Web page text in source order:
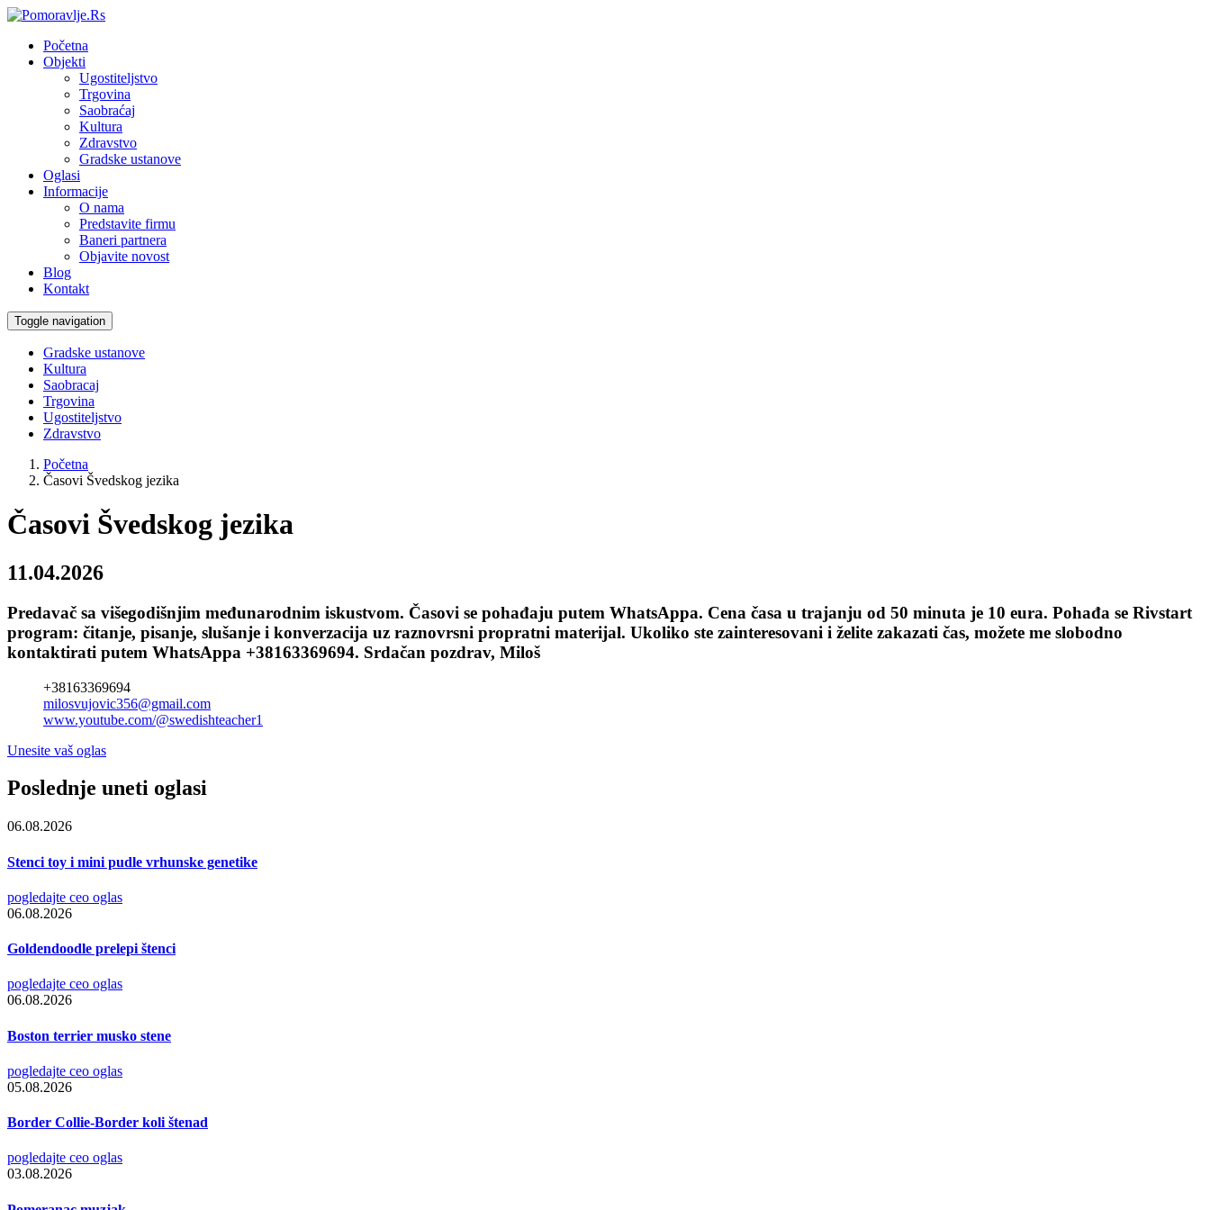
Početna
Objekti
Ugostiteljstvo
Trgovina
Saobraćaj
Kultura
Zdravstvo
Gradske ustanove
Oglasi
Informacije
O nama
Predstavite firmu
Baneri partnera
Objavite novost
Blog
Kontakt
Toggle navigation
Gradske ustanove
Kultura
Saobracaj
Trgovina
Ugostiteljstvo
Zdravstvo
Početna
Časovi Švedskog jezika
Časovi Švedskog jezika
11.04.2026
Predavač sa višegodišnjim međunarodnim iskustvom. Časovi se pohađaju putem WhatsAppa. Cena časa u trajanju od 50 minuta je 10 eura. Pohađa se Rivstart
program: čitanje, pisanje, slušanje i konverzacija uz raznovrsni propratni materijal. Ukoliko ste zainteresovani i želite zakazati čas, možete me slobodno
kontaktirati putem WhatsAppa +38163369694. Srdačan pozdrav, Miloš
+38163369694
milosvujovic356@gmail.com
www.youtube.com/@swedishteacher1
Unesite vaš oglas
Poslednje uneti oglasi
06.08.2026
Stenci toy i mini pudle vrhunske genetike
pogledajte ceo oglas
06.08.2026
Goldendoodle prelepi štenci
pogledajte ceo oglas
06.08.2026
Boston terrier musko stene
pogledajte ceo oglas
05.08.2026
Border Collie-Border koli štenad
pogledajte ceo oglas
03.08.2026